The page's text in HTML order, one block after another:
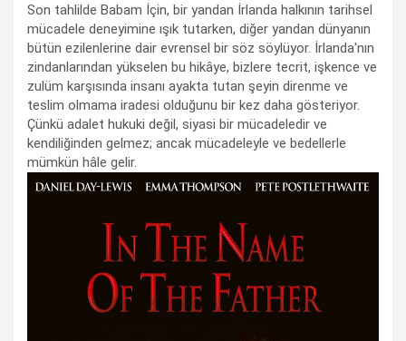
Son tahlilde Babam İçin, bir yandan İrlanda halkının tarihsel
mücadele deneyimine ışık tutarken, diğer yandan dünyanın
bütün ezilenlerine dair evrensel bir söz söylüyor. İrlanda'nın
zindanlarından yükselen bu hikâye, bizlere tecrit, işkence ve
zulüm karşısında insanı ayakta tutan şeyin direnme ve
teslim olmama iradesi olduğunu bir kez daha gösteriyor.
Çünkü adalet hukuki değil, siyasi bir mücadeledir ve
kendiliğinden gelmez; ancak mücadeleyle ve bedellerle
mümkün hâle gelir.